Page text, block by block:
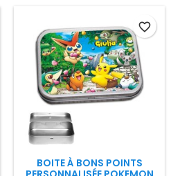
BOITE À BONS POINTS
favorite_border